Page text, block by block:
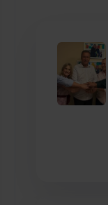
Caetité
Candiba
Cândido